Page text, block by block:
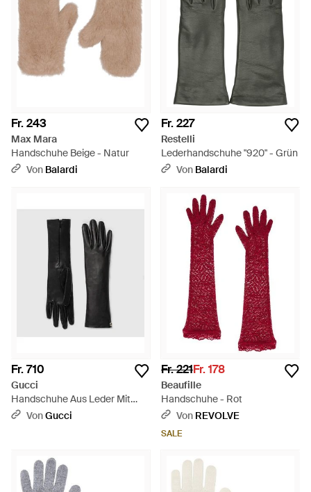
Fr. 243
Max Mara
Handschuhe Beige - Natur
Von Balardi
Fr. 227
Restelli
Lederhandschuhe "920" - Grün
Von Balardi
Fr. 710
Gucci
Handschuhe Aus Leder Mit
Doppel G, Größe - Schwarz
VonGucci
Fr. 221Fr. 178
Beaufille
Handschuhe - Rot
Von REVOLVE
SALE